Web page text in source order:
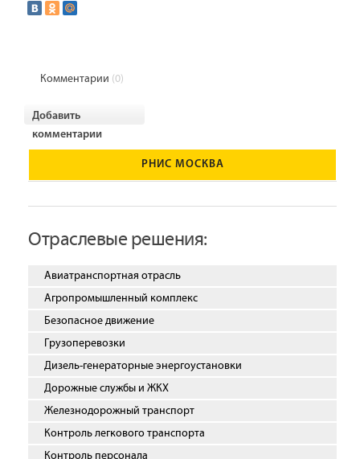
Комментарии (0)
Добавить
комментарии
РНИС МОСКВА
Отраслевые решения:
Авиатранспортная отрасль
Агропромышленный комплекс
Безопасное движение
Грузоперевозки
Дизель-генераторные энергоустановки
Дорожные службы и ЖКХ
Железнодорожный транспорт
Контроль легкового транспорта
Контроль персонала